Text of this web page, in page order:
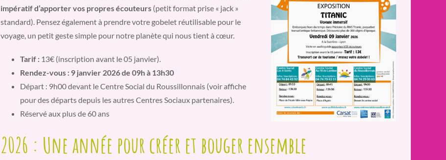
impératif d’apporter vos propres écouteurs (petit format prise « jack »
standard). Pensez également à prendre votre gobelet réutilisable pour le
voyage, un petit geste simple pour notre planète qui nous tient à cœur.
Tarif : 13€ (inscription avant le 05 janvier).
Rendez-vous : 9 janvier 2026 de 09h à 13h30
Départ : 9h00 devant le Centre Social du Roussillonnais (voir affiche
pour des départs depuis les autres Centres Sociaux partenaires).
Réservé aux plus de 60 ans
2026 : Une année pour créer et bouger ensemble